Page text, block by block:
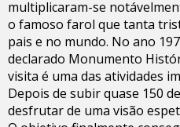
multiplicaram-se
o famoso farol que tanta
pais e no mundo. No ano
declarado Monumento
visita é uma das atividades
Depois de subir quase 150
desfrutar de uma visão